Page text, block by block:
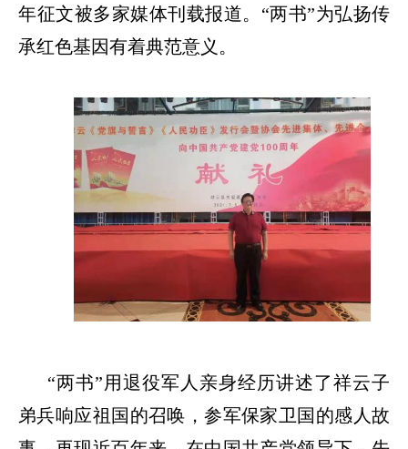
年征文被多家媒体刊载报道。“两书”为弘扬传
承红色基因有着典范意义。
“两书”用退役军人亲身经历讲述了祥云子
弟兵响应祖国的召唤，参军保家卫国的感人故